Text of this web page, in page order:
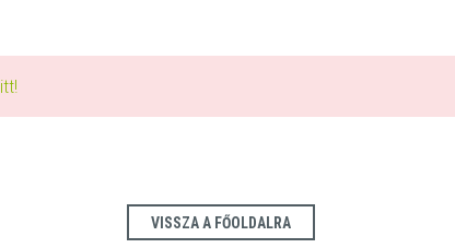
itt!
VISSZA A FŐOLDALRA